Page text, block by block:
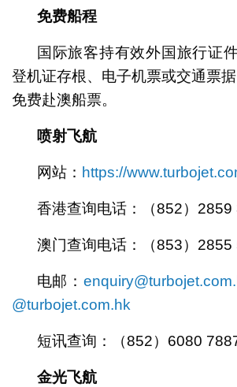
免费船程
国际旅客持有效外国旅行证
登机证存根、电子机票或交通票
免费赴澳船票。
喷射飞航
网站： https://
香港查询电话：（852）2859
澳门查询电话：（853）2855
电邮：
@turbojet.com.hk
短讯查询：（852）6080
金光飞航